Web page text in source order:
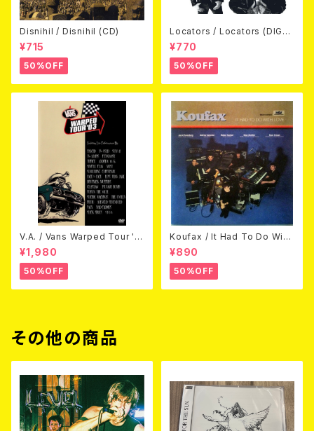
Disnihil / Disnihil (CD)
¥715
50%OFF
Locators / Locators (DIGPA
CK CD)
¥770
50%OFF
V.A. / Vans Warped Tour '0
3 (DVD)
¥1,980
50%OFF
Koufax / It Had To Do With
Love (CD)
¥890
50%OFF
その他の商品